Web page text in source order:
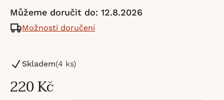
220 Kč
Skladem(4 ks)
Můžeme doručit do: 12.8.2026
Možnosti doručení